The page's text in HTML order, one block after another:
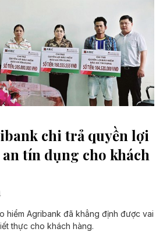
chi trả quyền lợi
an tín dụng cho khách
hiểm Agribank đã khẳng định được vai
thực cho khách hàng.